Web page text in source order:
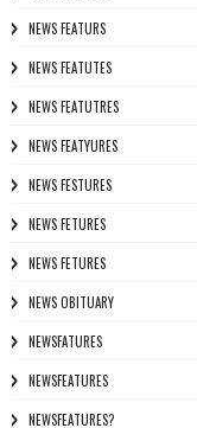
NEWS FEATURS
NEWS FEATUTES
NEWS FEATUTRES
NEWS FEATYURES
NEWS FESTURES
NEWS FETURES
NEWS FETURES
NEWS OBITUARY
NEWSFATURES
NEWSFEATURES
NEWSFEATURES?